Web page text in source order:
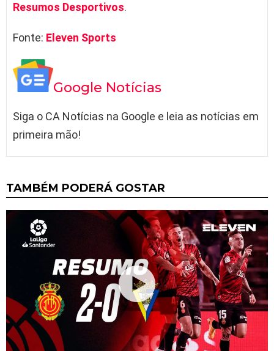
Resumos Desportivos.
Fonte: Eleven Sports
Google Notícias
Siga o CA Notícias na Google e leia as notícias em
primeira mão!
TAMBÉM PODERÁ GOSTAR